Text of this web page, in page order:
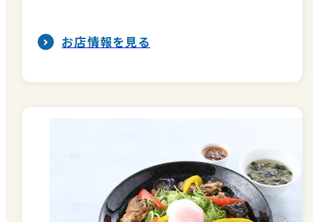
お店情報を見る